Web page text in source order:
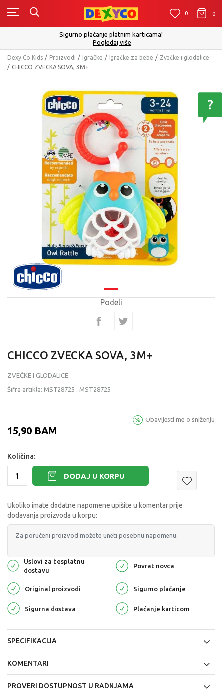
0 0
Sigurno plaćanje platnim karticama!
Pogledaj više
Dexy Co Kids Proizvodi Igračke Igračke za bebe
Zvečke i glodalice
CHICCO ZVECKA SOVA, 3M+
Podeli
CHICCO ZVECKA SOVA, 3M+
ZVEČKE I GLODALICE
Šifra artikla: MST28725 : MST28725
15,90 BAM
Obavijesti me o sniženju
Količina:
DODAJ U KORPU
Ukoliko imate dodatne napomene upišite u komentar prije
dodavanja proizvoda u korpu:
Uslovi za besplatnu
dostavu
Povrat novca
Original proizvodi Sigurno plaćanje
Sigurna dostava Plaćanje karticom
SPECIFIKACIJA
KOMENTARI
PROVERI DOSTUPNOST U RADNJAMA